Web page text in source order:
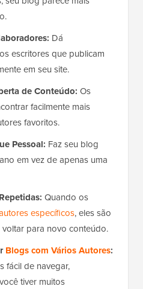
Dá
escritores que publicam
em seu site.
de Conteúdo: Os
facilmente mais
favoritos.
Pessoal: Faz seu blog
em vez de apenas uma
Quando os
específicos, eles são
para novo conteúdo.
Blogs com Vários Autores:
fácil de navegar,
tiver muitos